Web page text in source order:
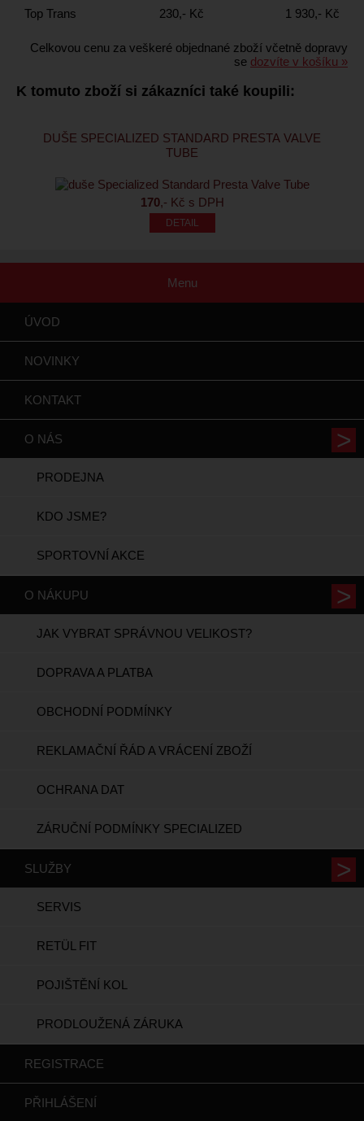
Top Trans 230,- Kč 1 930,- Kč
Celkovou cenu za veškeré objednané zboží včetně dopravy
se dozvíte v košíku »
K tomuto zboží si zákazníci také koupili:
DUŠE SPECIALIZED STANDARD PRESTA VALVE
TUBE
170,- Kč s DPH
Menu
ÚVOD
NOVINKY
KONTAKT
O NÁS
PRODEJNA
KDO JSME?
SPORTOVNÍ AKCE
O NÁKUPU
JAK VYBRAT SPRÁVNOU VELIKOST?
DOPRAVA A PLATBA
OBCHODNÍ PODMÍNKY
REKLAMAČNÍ ŘÁD A VRÁCENÍ ZBOŽÍ
OCHRANA DAT
ZÁRUČNÍ PODMÍNKY SPECIALIZED
SLUŽBY
SERVIS
RETÜL FIT
POJIŠTĚNÍ KOL
PRODLOUŽENÁ ZÁRUKA
REGISTRACE
PŘIHLÁŠENÍ